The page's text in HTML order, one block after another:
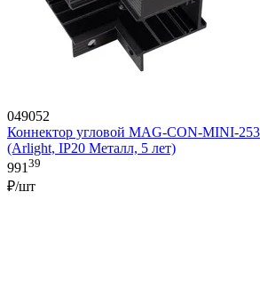
049052
Коннектор угловой MAG-CON-MINI-
(Arlight, IP20 Металл, 5 лет)
99139
₽/шт